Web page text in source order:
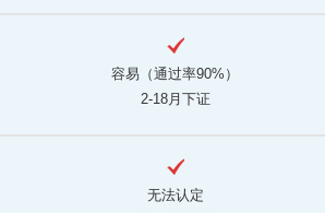
容易（通过率90%）
2-18月下证
无法认定